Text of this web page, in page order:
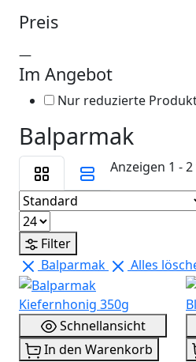
Preis
—
Im Angebot
Nur reduzierte
Balparmak
Anzeigen 1 -
Filter
Balparmak
Alles
Schnellansicht
In den Warenkorb